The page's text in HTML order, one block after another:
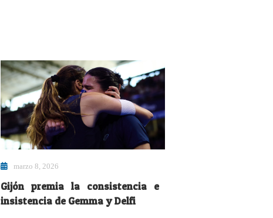
marzo 8, 2026
Gijón premia la consistencia e
insistencia de Gemma y Delfi